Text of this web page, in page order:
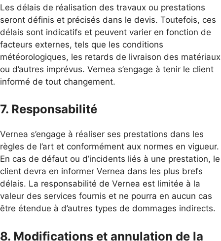
Les délais de réalisation des travaux ou prestations
seront définis et précisés dans le devis. Toutefois, ces
délais sont indicatifs et peuvent varier en fonction de
facteurs externes, tels que les conditions
météorologiques, les retards de livraison des matériaux
ou d’autres imprévus. Vernea s’engage à tenir le client
informé de tout changement.
7. Responsabilité
Vernea s’engage à réaliser ses prestations dans les
règles de l’art et conformément aux normes en vigueur.
En cas de défaut ou d’incidents liés à une prestation, le
client devra en informer Vernea dans les plus brefs
délais. La responsabilité de Vernea est limitée à la
valeur des services fournis et ne pourra en aucun cas
être étendue à d’autres types de dommages indirects.
8. Modifications et annulation de la